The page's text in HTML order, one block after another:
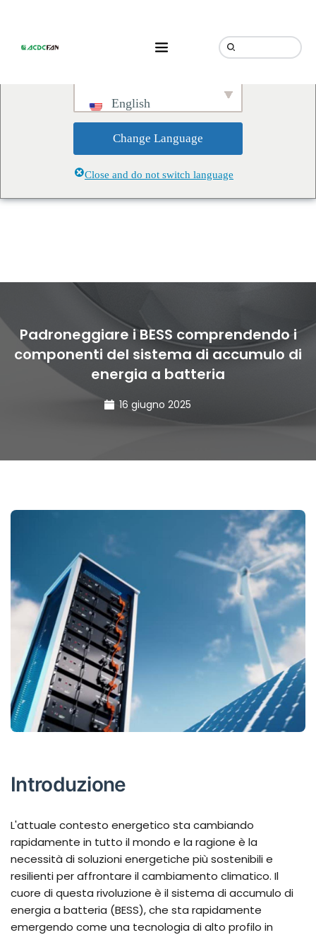
speaking a different language.
Do you want to change to:
English
Change Language
Close and do not switch language
Padroneggiare i BESS comprendendo i
componenti del sistema di accumulo di
energia a batteria
16 giugno 2025
Introduzione
L'attuale contesto energetico sta cambiando
rapidamente in tutto il mondo e la ragione è la
necessità di soluzioni energetiche più sostenibili e
resilienti per affrontare il cambiamento climatico. Il
cuore di questa rivoluzione è il sistema di accumulo di
energia a batteria (BESS), che sta rapidamente
emergendo come una tecnologia di alto profilo in